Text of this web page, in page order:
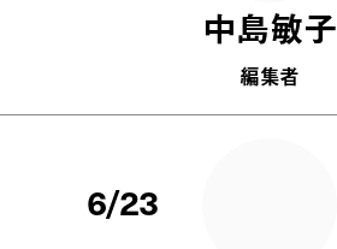
中島敏子
編集者
6/23